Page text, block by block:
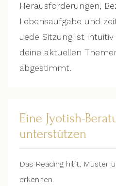
Herausforderungen,
Lebensaufgabe und
Jede Sitzung ist
deine aktuellen
abgestimmt.
Eine Jyotish-
unterstützen
Das Reading hilft, Muster
erkennen.